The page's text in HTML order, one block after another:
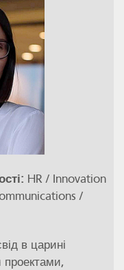
HR / Innovation
/
в царині
проектами,